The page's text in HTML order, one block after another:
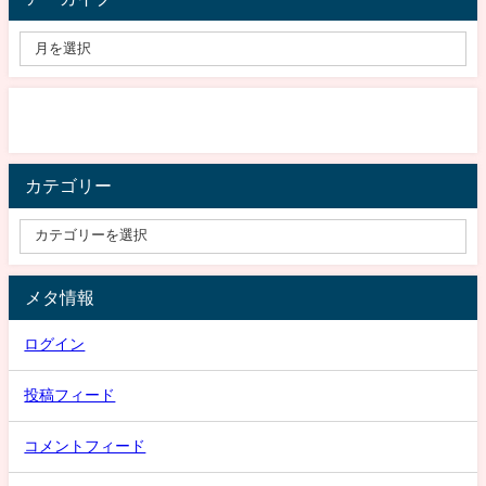
カテゴリー
メタ情報
ログイン
投稿フィード
コメントフィード